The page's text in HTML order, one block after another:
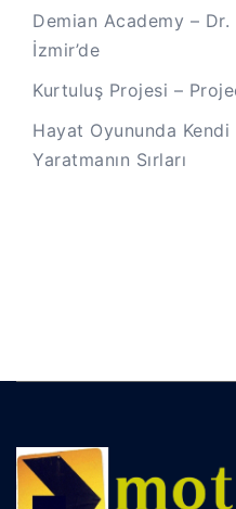
Demian Academy –
İzmir’de
Kurtuluş Projesi –
Hayat Oyununda
Yaratmanın Sırları